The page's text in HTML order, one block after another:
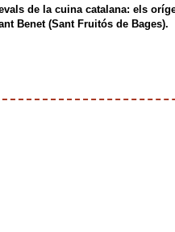
de la cuina catalana: els
Benet (Sant Fruitós de Bages).